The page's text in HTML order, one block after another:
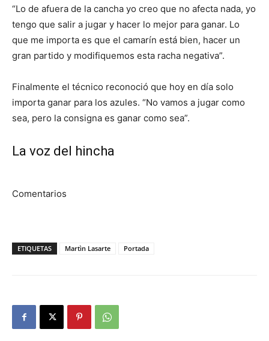
“Lo de afuera de la cancha yo creo que no afecta nada, yo
tengo que salir a jugar y hacer lo mejor para ganar. Lo
que me importa es que el camarín está bien, hacer un
gran partido y modifiquemos esta racha negativa”.
Finalmente el técnico reconoció que hoy en día solo
importa ganar para los azules. “No vamos a jugar como
sea, pero la consigna es ganar como sea”.
La voz del hincha
Comentarios
ETIQUETAS Martìn Lasarte Portada